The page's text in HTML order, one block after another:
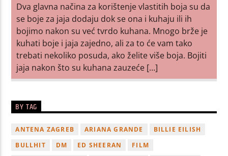
Dva glavna načina za korištenje vlastitih boja su da
se boje za jaja dodaju dok se ona i kuhaju ili ih
bojimo nakon su već tvrdo kuhana. Mnogo brže je
kuhati boje i jaja zajedno, ali za to će vam tako
trebati nekoliko posuda, ako želite više boja. Bojiti
jaja nakon što su kuhana zauzeće […]
BY TAG
ANTENA ZAGREB ARIANA GRANDE
BILLIE EILISH
BULLHIT
DM ED SHEERAN
FILM